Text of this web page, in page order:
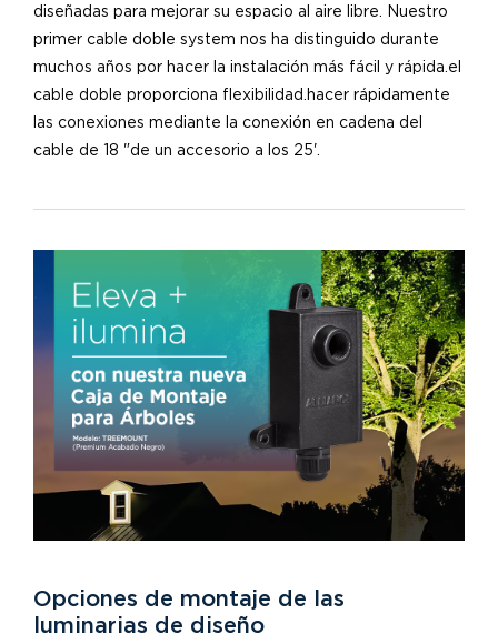
diseñadas para mejorar su espacio al aire libre. Nuestro
primer cable doble system nos ha distinguido durante
muchos años por hacer la instalación más fácil y rápida.el
cable doble proporciona flexibilidad.hacer rápidamente
las conexiones mediante la conexión en cadena del
cable de 18 "de un accesorio a los 25'.
Opciones de montaje de las
luminarias de diseño